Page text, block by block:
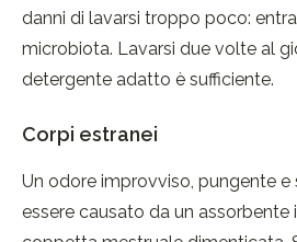
danni di lavarsi troppo poco:
microbiota. Lavarsi due volte al
detergente adatto è sufficiente.
Corpi estranei
Un odore improvviso, pungente
essere causato da un assorbente